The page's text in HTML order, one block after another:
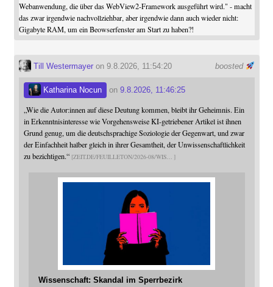
Webanwendung, die über das WebView2-Framework ausgeführt wird." - macht
das zwar irgendwie nachvollziehbar, aber irgendwie dann auch wieder nicht:
Gigabyte RAM, um ein Beowserfenster am Start zu haben?!
boosted
Till Westermayeron 9.8.2026, 11:54:20
Katharina Nocun on 9.8.2026, 11:46:25
„Wie die Autor:innen auf diese Deutung kommen, bleibt ihr Geheimnis. Ein
in Erkenntnisinteresse wie Vorgehensweise KI-getriebener Artikel ist ihnen
Grund genug, um die deutschsprachige Soziologie der Gegenwart, und zwar
der Einfachheit halber gleich in ihrer Gesamtheit, der Unwissenschaftlichkeit
zu bezichtigen.“ ZEIT.DE/FEUILLETON/2026-08/WIS
Wissenschaft: Skandal im Sperrbezirk